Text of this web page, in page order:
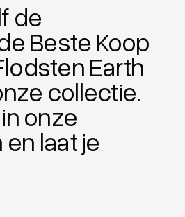
de
Beste Koop
Earth
collectie.
onze
laat je